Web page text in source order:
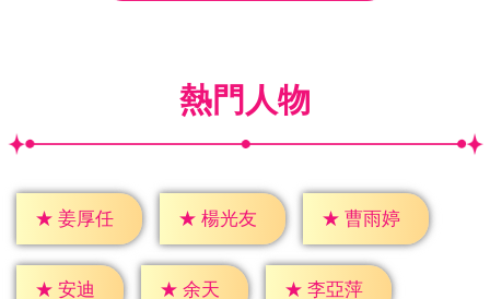
熱門人物
★ 姜厚任 ★ 楊光友 ★ 曹雨婷
★ 安迪 ★ 余天 ★ 李亞萍